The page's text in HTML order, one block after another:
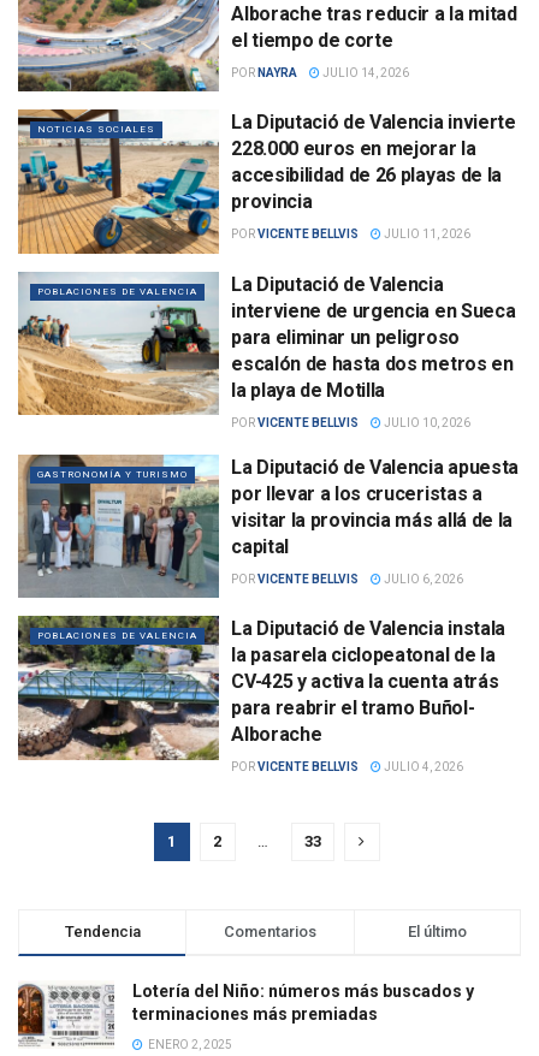
Alborache tras reducir a la mitad
el tiempo de corte
POR NAYRA JULIO 14, 2026
NOTICIAS SOCIALES
La Diputació de Valencia invierte
228.000 euros en mejorar la
accesibilidad de 26 playas de la
provincia
PORVICENTE BELLVIS JULIO 11, 2026
POBLACIONES DE VALENCIA
La Diputació de Valencia
interviene de urgencia en Sueca
para eliminar un peligroso
escalón de hasta dos metros en
la playa de Motilla
PORVICENTE BELLVIS JULIO 10, 2026
GASTRONOMÍA Y TURISMO
La Diputació de Valencia apuesta
por llevar a los cruceristas a
visitar la provincia más allá de la
capital
PORVICENTE BELLVIS JULIO 6, 2026
POBLACIONES DE VALENCIA
La Diputació de Valencia instala
la pasarela ciclopeatonal de la
CV-425 y activa la cuenta atrás
para reabrir el tramo Buñol-
Alborache
PORVICENTE BELLVIS JULIO 4, 2026
1 2 … 33
Tendencia Comentarios El último
Lotería del Niño: números más buscados y
terminaciones más premiadas
ENERO 2, 2025